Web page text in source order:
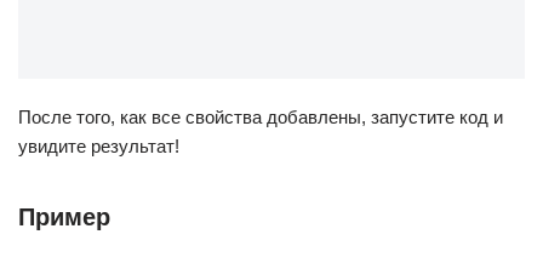
После того, как все свойства добавлены, запустите код и
увидите результат!
Пример